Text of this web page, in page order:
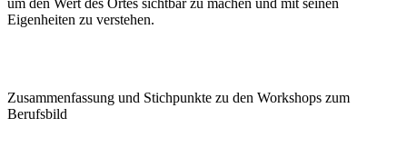
um den Wert des Ortes sichtbar zu machen und mit seinen
Eigenheiten zu verstehen.
Zusammenfassung und Stichpunkte zu den Workshops zum
Berufsbild